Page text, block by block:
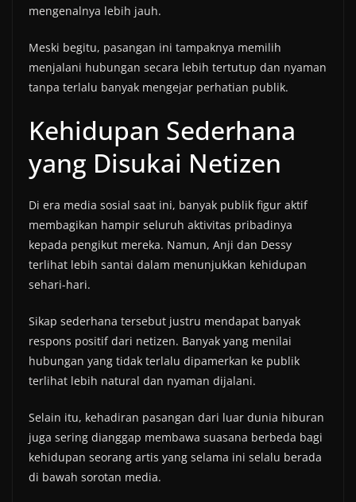
mengenalnya lebih jauh.
Meski begitu, pasangan ini tampaknya memilih
menjalani hubungan secara lebih tertutup dan nyaman
tanpa terlalu banyak mengejar perhatian publik.
Kehidupan Sederhana
yang Disukai Netizen
Di era media sosial saat ini, banyak publik figur aktif
membagikan hampir seluruh aktivitas pribadinya
kepada pengikut mereka. Namun, Anji dan Dessy
terlihat lebih santai dalam menunjukkan kehidupan
sehari-hari.
Sikap sederhana tersebut justru mendapat banyak
respons positif dari netizen. Banyak yang menilai
hubungan yang tidak terlalu dipamerkan ke publik
terlihat lebih natural dan nyaman dijalani.
Selain itu, kehadiran pasangan dari luar dunia hiburan
juga sering dianggap membawa suasana berbeda bagi
kehidupan seorang artis yang selama ini selalu berada
di bawah sorotan media.